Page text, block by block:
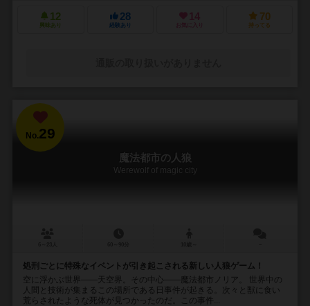
12
興味あり
28
経験あり
14
お気に入り
70
持ってる
No.29
魔法都市の人狼
Werewolf of magic city
処刑ごとに特殊なイベントが引き起こされる新しい人狼ゲーム！
空に浮かぶ世界――天空界。その中心――魔法都市ノリア。 世界中の
人間と技術が集まるこの場所である日事件が起きる。次々と獣に食い
荒らされたような死体が見つかったのだ。この事件...